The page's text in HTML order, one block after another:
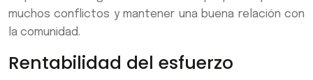
muchos conflictos y mantener una buena relación con
la comunidad.
Rentabilidad del esfuerzo